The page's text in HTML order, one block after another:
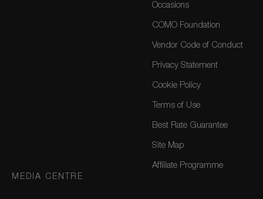
Occasions
COMO Foundation
Vendor Code of Conduct
Privacy Statement
Cookie Policy
Terms of Use
Best Rate Guarantee
Site Map
Affiliate Programme
MEDIA CENTRE